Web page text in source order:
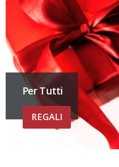
Per Tutti
REGALI